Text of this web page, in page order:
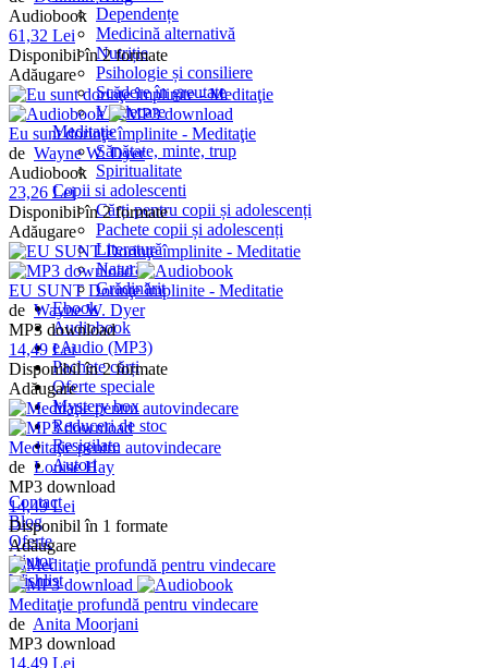
Dependențe
Medicină alternativă
Nutriție
Psihologie și consiliere
Scădere în greutate
Vindecare
Meditație
Sănătate, minte, trup
Spiritualitate
Copii si adolescenti
Cărți pentru copii și adolescenți
Pachete copii și adolescenți
Literatură
Natură
Grădinărit
Ebook
Audiobook
eAudio (MP3)
Pachete cărți
Oferte speciale
Mystery box
Reduceri de stoc
Resigilate
Autori
Contact
Blog
Oferte
Ajutor
Wishlist
Audiobook
61,32 Lei
Disponibil în 2 formate
Adăugare
Eu sunt dorinţe împlinite - Meditaţie
de Wayne W. Dyer
Audiobook
23,26 Lei
Disponibil în 2 formate
Adăugare
EU SUNT Dorinţe împlinite - Meditatie
de Wayne W. Dyer
MP3 download
14,49 Lei
Disponibil în 2 formate
Adăugare
Meditaţie pentru autovindecare
de Louise Hay
MP3 download
14,49 Lei
Disponibil în 1 formate
Adăugare
Meditaţie profundă pentru vindecare
de Anita Moorjani
MP3 download
14,49 Lei